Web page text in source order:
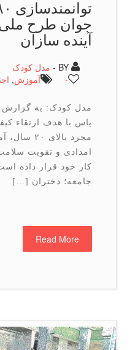
جوان طرح ملی
آینده سازان
مدل کودک
آموزش,اجتماعی ,
مدل کودک: به گزارش مدل
یاس با هدف ارتقاء کیفیت
مجرد بالای ۲۰ سال،
امدادی و تقویت سلامت
کار خود قرار داده است.
جامعه؛ دختران […]
Read More